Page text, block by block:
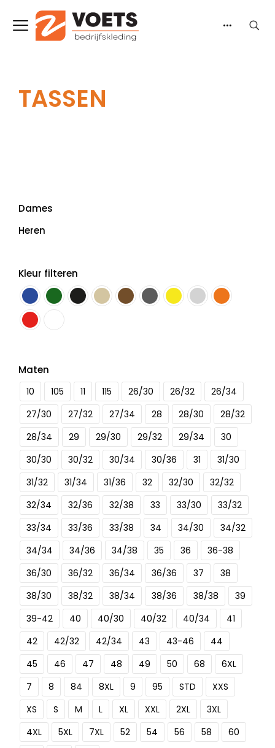
TASSEN
Dames
Heren
Kleur filteren
Maten
10 105 11 115 26/30 26/32
26/34
27/30
27/32 27/34 28 28/30
28/32
28/34
29 29/30 29/32 29/34
30
30/30
30/32 30/34 30/36 31
31/30
31/32
31/34 31/36 32 32/30
32/32
32/34
32/36 32/38 33 33/30
33/32
33/34
33/36 33/38 34 34/30
34/32
34/34
34/36 34/38 35 36
36-38
36/30
36/32 36/34 36/36 37
38
38/30
38/32 38/34 38/36 38/38
39
39-42
40 40/30 40/32 40/34
41
42
42/32 42/34 43 43-46
44
45
46 47 48 49 50 68
6XL
7
8 84 8XL 9 95 STD
XXS
XS
S M L XL XXL 2XL
3XL
4XL
5XL 7XL 52 54 56 58
60